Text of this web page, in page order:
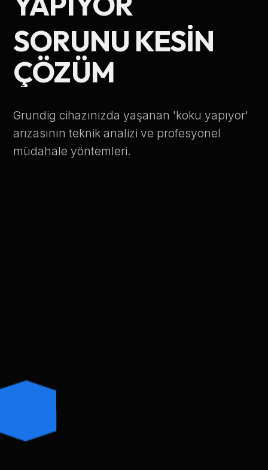
SORUNU KESIN
ÇÖZÜM
Grundig cihazınızda yaşanan 'koku yapıyor'
arızasının teknik analizi ve profesyonel
müdahale yöntemleri.
Telefon Numarası
Hizmet Türü
Servis Çağır